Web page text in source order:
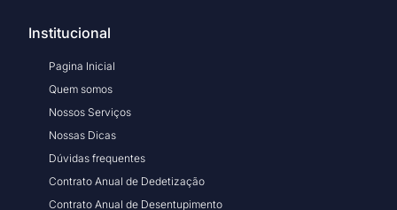
Institucional
Pagina Inicial
Quem somos
Nossos Serviços
Nossas Dicas
Dúvidas frequentes
Contrato Anual de Dedetização
Contrato Anual de Desentupimento